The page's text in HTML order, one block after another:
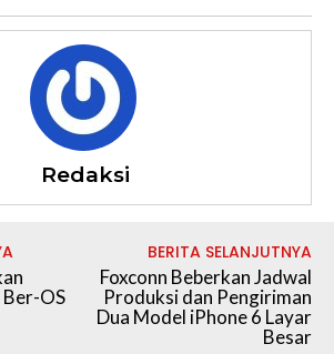
Redaksi
OS
BERITA SELANJUTNYA
Foxconn Beberkan Jadwal
Produksi dan Pengiriman
Dua Model iPhone 6 Layar
Besar